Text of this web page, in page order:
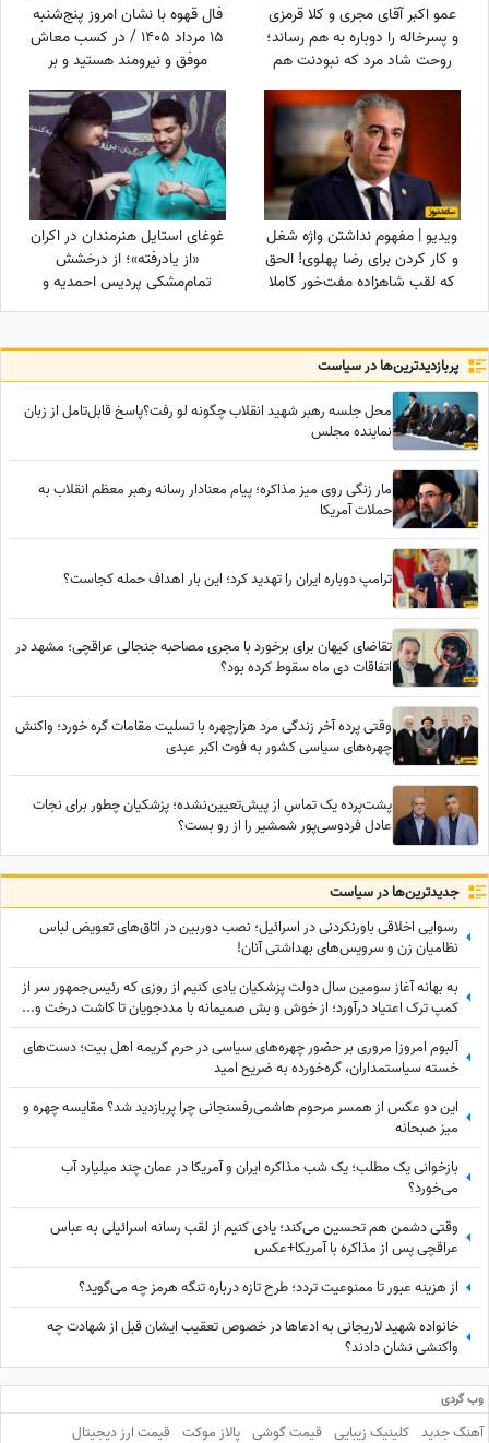
عمو اکبر آقای مجری و کلا قرمزی
و پسرخاله را دوباره به هم رساند؛
روحت شاد مرد که نبودنت هم
خیر و برکت دارد
فال قهوه با نشان امروز پنج‌شنبه
15 مرداد 1405 / در کسب معاش
موفق و نیرومند هستید و بر
دشمنان غلبه می‌کنید مخصوصا
بر ...
ویدیو | مفهوم نداشتن واژه شغل
و کار کردن برای رضا پهلوی! الحق
که لقب شاهزاده مفت‌خور کاملا
برازنده توئه
غوغای استایل هنرمندان در اکران
«از یادرفته»؛ از درخشش
تمام‌مشکی پردیس احمدیه و
آزیتا حاجیان تا تیپ اسپورت
پربازدید‌ترین‌ها در سیاست
محل جلسه رهبر شهید انقلاب چگونه لو رفت؟پاسخ قابل‌تامل از زبان
نماینده مجلس
مار زنگی روی میز مذاکره؛ پیام معنادار رسانه رهبر معظم انقلاب به
حملات آمریکا
ترامپ دوباره ایران را تهدید کرد؛ این بار اهداف حمله کجاست؟
تقاضای کیهان برای برخورد با مجری مصاحبه جنجالی عراقچی؛ مشهد در
اتفاقات دی ماه سقوط کرده بود؟
وقتی پرده آخر زندگی مرد هزارچهره با تسلیت مقامات گره خورد؛ واکنش
چهره‌های سیاسی کشور به فوت اکبر عبدی
پشت‌پرده یک تماسِ از پیش‌تعیین‌نشده؛ پزشکیان چطور برای نجات
عادل فردوسی‌پور شمشیر را از رو بست؟
جدید‌ترین‌ها در سیاست
رسوایی اخلاقی باورنکردنی در اسرائیل؛ نصب دوربین در اتاق‌های تعویض لباس
نظامیان زن و سرویس‌های بهداشتی آنان!
به بهانه آغاز سومین سال دولت پزشکیان یادی کنیم از روزی که رئیس‌جمهور سر از
کمپ ترک اعتیاد درآورد؛ از خوش و بش صمیمانه با مددجویان تا کاشت درخت و...
آلبوم امروز| مروری بر حضور چهره‌های سیاسی در حرم کریمه اهل بیت؛ دست‌های
خسته سیاستمداران، گره‌خورده به ضریح امید
این دو عکس از همسر مرحوم هاشمی‌رفسنجانی چرا پربازدید شد؟ مقایسه چهره و
میز صبحانه
بازخوانی یک مطلب؛ یک شب مذاکره ایران و آمریکا در عمان چند میلیارد آب
می‌خورد؟
وقتی دشمن هم تحسین می‌کند؛ یادی کنیم از لقب رسانه اسرائیلی به عباس
عراقچی پس از مذاکره با آمریکا+عکس
از هزینه عبور تا ممنوعیت تردد؛ طرح تازه درباره تنگه هرمز چه می‌گوید؟
خانواده شهید لاریجانی به ادعاها در خصوص تعقیب ایشان قبل از شهادت چه
واکنشی نشان دادند؟
وب گردی
آهنگ جدید کلینیک زیبایی قیمت گوشی پالاز موکت قیمت ارز دیجیتال